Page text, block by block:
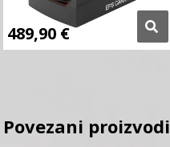
489,90 €
Povezani proizvodi